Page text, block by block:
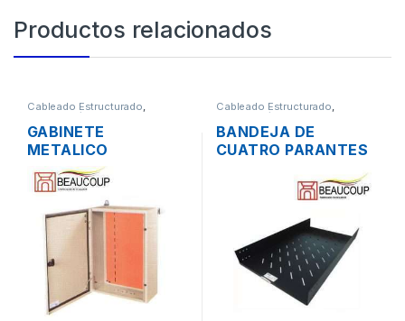
Productos relacionados
Cableado Estructurado,
Metalmecánicos
GABINETE
METALICO
BEAUCOUP I-0317
SOPORTE PESADO
(60X40X20CM)
Cableado Estructurado,
Metalmecánicos
BANDEJA DE
CUATRO PARANTES
75CM PARA RACK